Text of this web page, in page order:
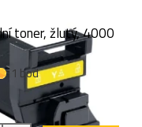
toner, žlutý, 4000
1 bod